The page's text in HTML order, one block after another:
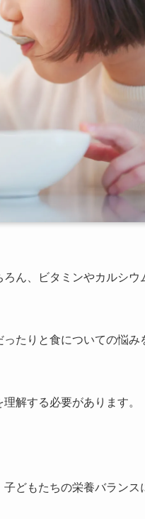
ん、ビタミンやカルシウ
たりと食についての悩み
解する必要があります。
どもたちの栄養バランス